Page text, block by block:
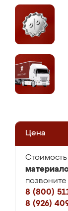
Цена
8 (800)
8 (926)